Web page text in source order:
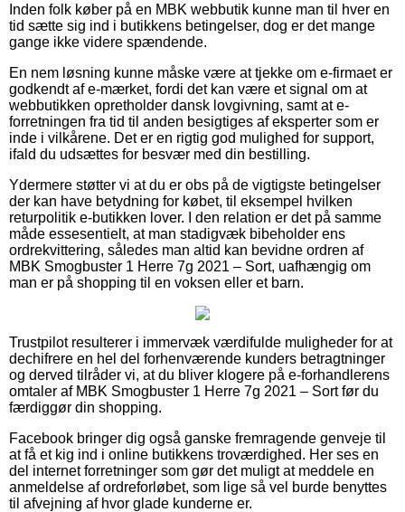
Inden folk køber på en MBK webbutik kunne man til hver en
tid sætte sig ind i butikkens betingelser, dog er det mange
gange ikke videre spændende.
En nem løsning kunne måske være at tjekke om e-firmaet er
godkendt af e-mærket, fordi det kan være et signal om at
webbutikken opretholder dansk lovgivning, samt at e-
forretningen fra tid til anden besigtiges af eksperter som er
inde i vilkårene. Det er en rigtig god mulighed for support,
ifald du udsættes for besvær med din bestilling.
Ydermere støtter vi at du er obs på de vigtigste betingelser
der kan have betydning for købet, til eksempel hvilken
returpolitik e-butikken lover. I den relation er det på samme
måde essesentielt, at man stadigvæk bibeholder ens
ordrekvittering, således man altid kan bevidne ordren af
MBK Smogbuster 1 Herre 7g 2021 – Sort, uafhængig om
man er på shopping til en voksen eller et barn.
Trustpilot resulterer i immervæk værdifulde muligheder for at
dechifrere en hel del forhenværende kunders betragtninger
og derved tilråder vi, at du bliver klogere på e-forhandlerens
omtaler af MBK Smogbuster 1 Herre 7g 2021 – Sort før du
færdiggør din shopping.
Facebook bringer dig også ganske fremragende genveje til
at få et kig ind i online butikkens troværdighed. Her ses en
del internet forretninger som gør det muligt at meddele en
anmeldelse af ordreforløbet, som lige så vel burde benyttes
til afvejning af hvor glade kunderne er.